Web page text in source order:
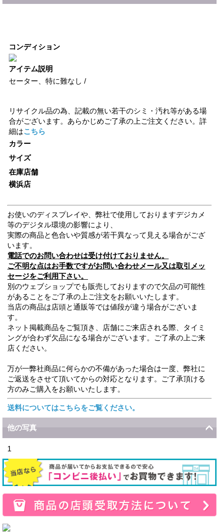
コンディション
アイテム説明
セーター、特に難なし /
リサイクル品の為、記載の無い若干のシミ・汚れ等がある場
合がございます。あらかじめご了承の上ご注文ください。詳
細はこちら
カラー
サイズ
在庫店舗
横浜店
お使いのディスプレイや、弊社で使用しておりますデジカメ
等のデジタル環境の影響により、
実際の商品と色合いや質感が若干異なって見える場合がござ
います。
電話でのお問い合わせは受け付けておりません。
ご不明な点はお手数ですがお問い合わせメール又は取引メッ
セージをご利用下さい。
別のウェブショップでも販売しておりますので欠品の可能性
があることをご了承の上ご注文をお願いいたします。
当店の商品は店頭と通販等では値段が違う場合がございま
す。
ネット掲載商品をご覧頂き、店舗にご来店される際、タイミ
ングが合わず欠品になる場合がございます。ご了承の上ご来
店ください。
万が一弊社商品に何らかの不備があった場合は一度、弊社に
ご返送をさせて頂いてからの対応となります。ご了承頂ける
方のみご購入をお願いいたします。
送料についてはこちらをご覧ください。
他の写真
1